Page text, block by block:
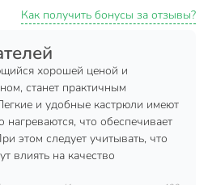
подходит для дома, дачи,
соотношение цены и качества
стали — выбор тех,
и недорогую посуду для
В комплекте три кастрюли
л), что позволяет готовить как
семейные блюда. Прозрачные
дают полный контроль над
Как получить бонусы за отзывы?
хорошей ценой и
станет практичным
и удобные кастрюли имеют
что обеспечивает
этом следует учитывать, что
влиять на качество